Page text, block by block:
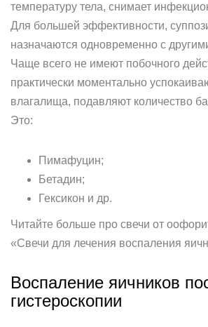
температуру тела, снимает
Для большей эффективности,
назначаются одновременно с
Чаще всего не имеют побочного
практически моментально
влагалища, подавляют количество
Это:
Пимафуцин;
Бетадин;
Гексикон и др.
Читайте больше про свечи от
«Свечи для лечения воспаления
Воспаление яичников
гистероскопии